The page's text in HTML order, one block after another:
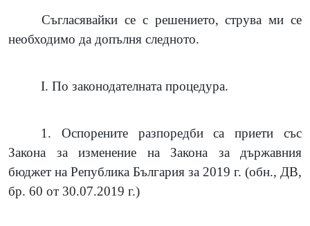
Съгласявайки се с решението, струва ми се
необходимо да допълня следното.
I.По законодателната процедура.
1. Оспорените разпоредби са приети със
Закона за изменение на Закона за държавния
бюджет на Република България за 2019 г. (обн., ДВ,
бр. 60 от 30.07.2019 г.)